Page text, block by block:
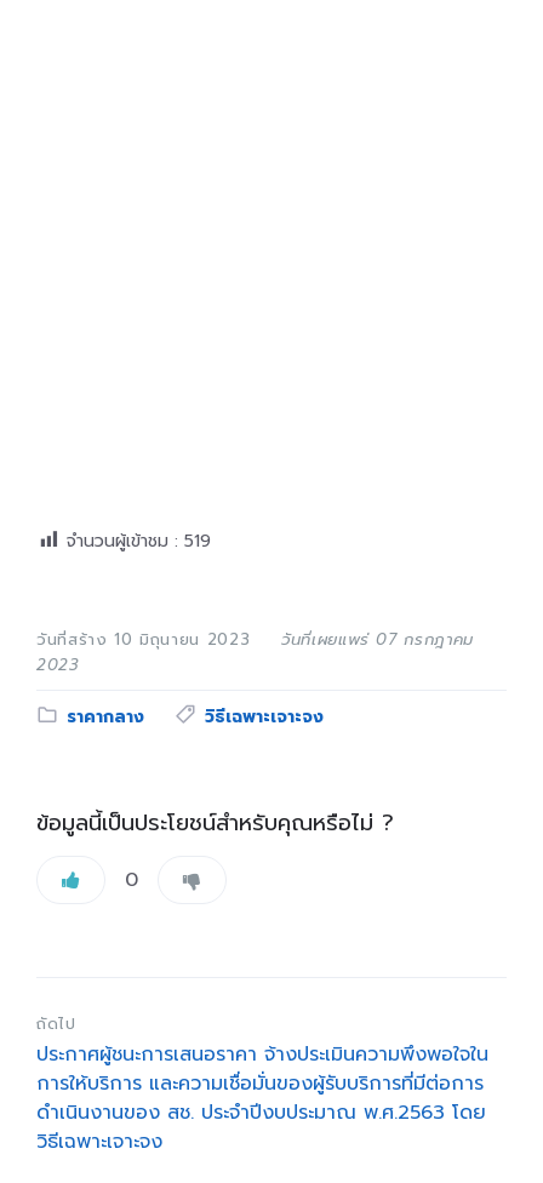
จำนวนผู้เข้าชม : 519
วันที่สร้าง 10 มิถุนายน 2023
วันที่เผยแพร่ 07 กรกฎาคม
2023
Category:
ราคากลาง Tags:
วิธีเฉพาะเจาะจง
ข้อมูลนี้เป็นประโยชน์สำหรับคุณหรือไม่ ?
0
ถัดไป
ประกาศผู้ชนะการเสนอราคา จ้างประเมินความพึงพอใจใน
การให้บริการ และความเชื่อมั่นของผู้รับบริการที่มีต่อการ
ดำเนินงานของ สช. ประจำปีงบประมาณ พ.ศ.2563 โดย
วิธีเฉพาะเจาะจง